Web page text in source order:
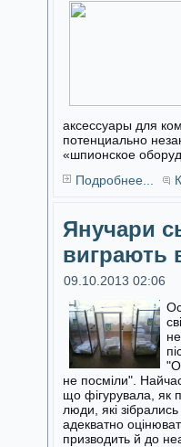
аксессуары для
потенциально
«шпионское
Подробнее...
Янучари
виграють
09.10.2013 02:06
не посміли".
що фігурувала, як
люди, які
адекватно
призводить й до